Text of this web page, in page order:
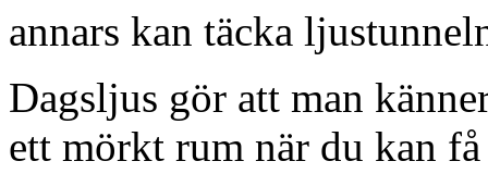
annars kan täcka
Dagsljus gör att man
ett mörkt rum när du kan